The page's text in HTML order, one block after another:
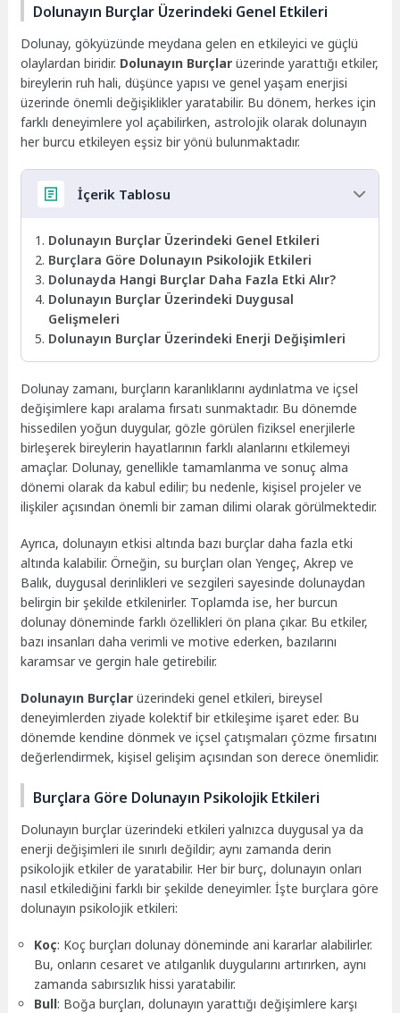
Dolunayın Burçlar Üzerindeki Genel Etkileri
Dolunay, gökyüzünde meydana gelen en etkileyici ve güçlü
olaylardan biridir. Dolunayın Burçlar üzerinde yarattığı etkiler,
bireylerin ruh hali, düşünce yapısı ve genel yaşam enerjisi
üzerinde önemli değişiklikler yaratabilir. Bu dönem, herkes için
farklı deneyimlere yol açabilirken, astrolojik olarak dolunayın
her burcu etkileyen eşsiz bir yönü bulunmaktadır.
İçerik Tablosu
Dolunayın Burçlar Üzerindeki Genel Etkileri
Burçlara Göre Dolunayın Psikolojik Etkileri
Dolunayda Hangi Burçlar Daha Fazla Etki Alır?
Dolunayın Burçlar Üzerindeki Duygusal
Gelişmeleri
Dolunayın Burçlar Üzerindeki Enerji Değişimleri
Dolunay zamanı, burçların karanlıklarını aydınlatma ve içsel
değişimlere kapı aralama fırsatı sunmaktadır. Bu dönemde
hissedilen yoğun duygular, gözle görülen fiziksel enerjilerle
birleşerek bireylerin hayatlarının farklı alanlarını etkilemeyi
amaçlar. Dolunay, genellikle tamamlanma ve sonuç alma
dönemi olarak da kabul edilir; bu nedenle, kişisel projeler ve
ilişkiler açısından önemli bir zaman dilimi olarak görülmektedir.
Ayrıca, dolunayın etkisi altında bazı burçlar daha fazla etki
altında kalabilir. Örneğin, su burçları olan Yengeç, Akrep ve
Balık, duygusal derinlikleri ve sezgileri sayesinde dolunaydan
belirgin bir şekilde etkilenirler. Toplamda ise, her burcun
dolunay döneminde farklı özellikleri ön plana çıkar. Bu etkiler,
bazı insanları daha verimli ve motive ederken, bazılarını
karamsar ve gergin hale getirebilir.
Dolunayın Burçlar üzerindeki genel etkileri, bireysel
deneyimlerden ziyade kolektif bir etkileşime işaret eder. Bu
dönemde kendine dönmek ve içsel çatışmaları çözme fırsatını
değerlendirmek, kişisel gelişim açısından son derece önemlidir.
Burçlara Göre Dolunayın Psikolojik Etkileri
Dolunayın burçlar üzerindeki etkileri yalnızca duygusal ya da
enerji değişimleri ile sınırlı değildir; aynı zamanda derin
psikolojik etkiler de yaratabilir. Her bir burç, dolunayın onları
nasıl etkilediğini farklı bir şekilde deneyimler. İşte burçlara göre
dolunayın psikolojik etkileri:
Koç: Koç burçları dolunay döneminde ani kararlar alabilirler.
Bu, onların cesaret ve atılganlık duygularını artırırken, aynı
zamanda sabırsızlık hissi yaratabilir.
Bull: Boğa burçları, dolunayın yarattığı değişimlere karşı